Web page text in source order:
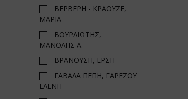
ΒΕΡΒΕΡΗ - ΚΡΑΟΥΖΕ,
ΜΑΡΙΑ
ΒΟΥΡΛΙΩΤΗΣ,
ΜΑΝΟΛΗΣ Α.
ΒΡΑΝΟΥΣΗ, ΕΡΣΗ
ΓΑΒΑΛΑ ΠΕΠΗ, ΓΑΡΕΖΟΥ
ΕΛΕΝΗ